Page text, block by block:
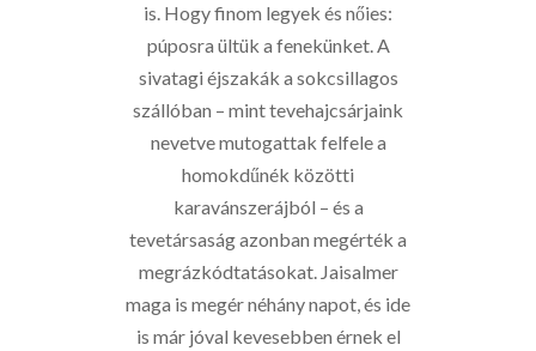
is. Hogy finom legyek és nőies:
púposra ültük a fenekünket. A
sivatagi éjszakák a sokcsillagos
szállóban – mint tevehajcsárjaink
nevetve mutogattak felfele a
homokdűnék közötti
karavánszerájból – és a
tevetársaság azonban megérték a
megrázkódtatásokat. Jaisalmer
maga is megér néhány napot, és ide
is már jóval kevesebben érnek el